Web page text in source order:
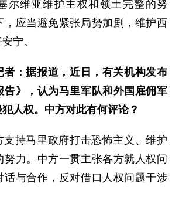
尔维亚维护主权和领土完整的努
，应当避免紧张局势加剧，维护西
宁。
者：据报道，近日，有关机构发布
告》，认为马里军队和外国雇佣军
人权。中方对此有何评论？
支持马里政府打击恐怖主义、维护
努力。中方一贯主张各方就人权问
话与合作，反对借口人权问题干涉